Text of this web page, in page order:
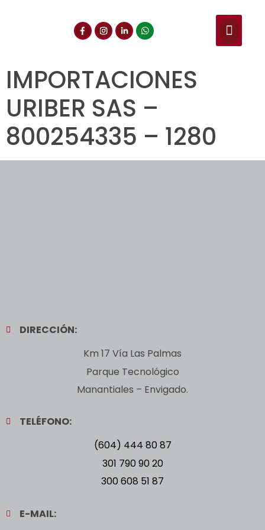
IMPORTACIONES
URIBER SAS –
800254335 – 1280
DIRECCIÓN:
Km 17 Vía Las Palmas
Parque Tecnológico
Manantiales – Envigado.
TELÉFONO:
(604) 444 80 87
301 790 90 20
300 608 51 87
E-MAIL: